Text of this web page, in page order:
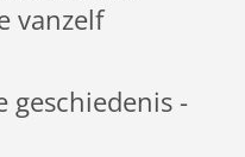
vanzelf
geschiedenis -